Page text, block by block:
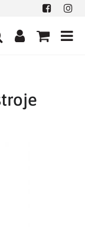
Facebook